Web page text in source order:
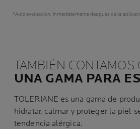
*Autoevaluación, inmediatamente después de la
TAMBIÉN CONTAMOS
UNA GAMA PARA
TOLERIANE es una gama de
hidratar, calmar y proteger la piel
tendencia alérgica.